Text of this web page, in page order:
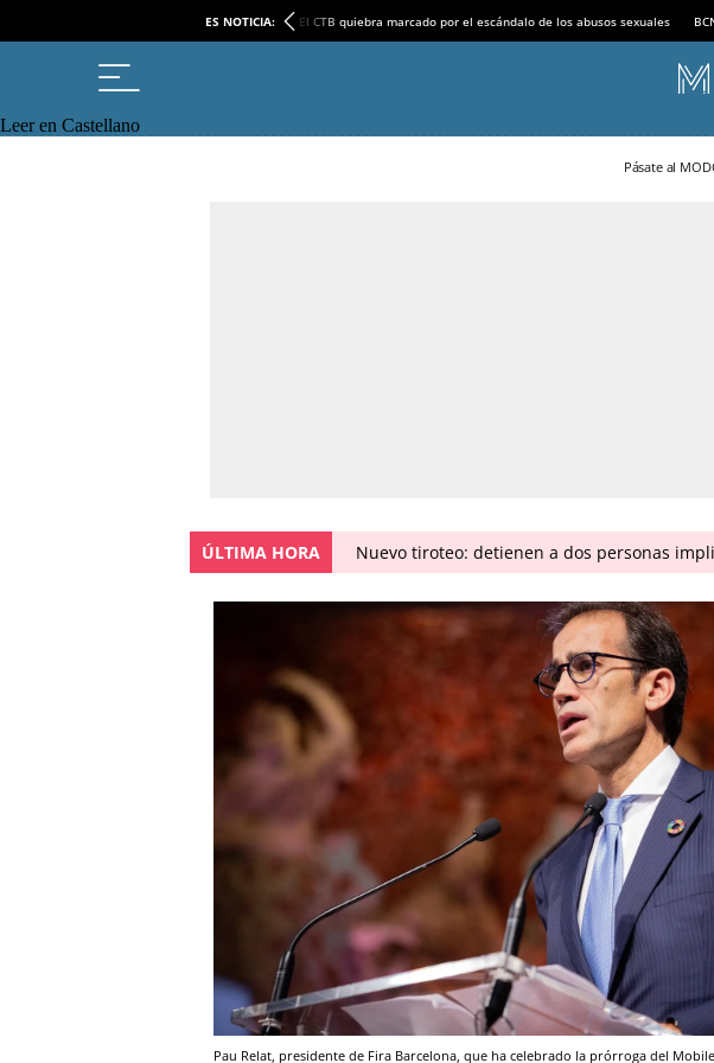
ES NOTICIA: El CTB quiebra marcado por el escándalo de los abusos sexuales
Leer en Castellano
Pásate al
ÚLTIMA HORA Nuevo tiroteo: detienen a dos personas
Pau Relat, presidente de Fira Barcelona, que ha celebrado la prórroga del Mobile